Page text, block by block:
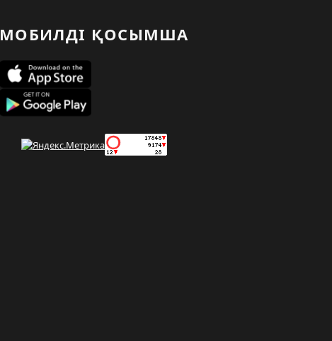
МОБИЛДІ ҚОСЫМША